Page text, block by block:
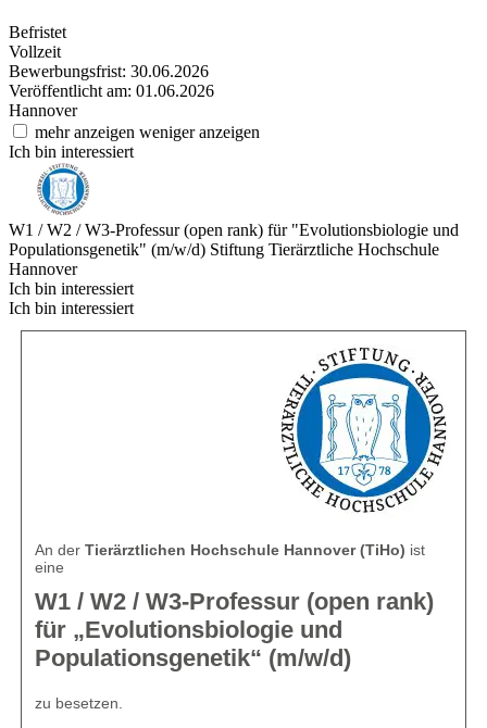
Befristet
Vollzeit
Bewerbungsfrist: 30.06.2026
Veröffentlicht am: 01.06.2026
Hannover
mehr anzeigen weniger anzeigen
Ich bin interessiert
W1 / W2 / W3-Professur (open rank) für "Evolutionsbiologie und
Populationsgenetik" (m/w/d) Stiftung Tierärztliche Hochschule
Hannover
Ich bin interessiert
Ich bin interessiert
An derTierärztlichen Hochschule Hannover (TiHo) ist
eine
W1 / W2 / W3-Professur (open rank)
für „Evolutionsbiologie und
Populationsgenetik“ (m/w/d)
zu besetzen.